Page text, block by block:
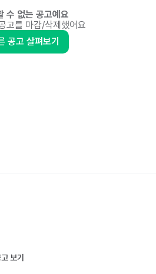
수 없는 공고예요
고를 마감/삭제했어요
공고 살펴보기
보기